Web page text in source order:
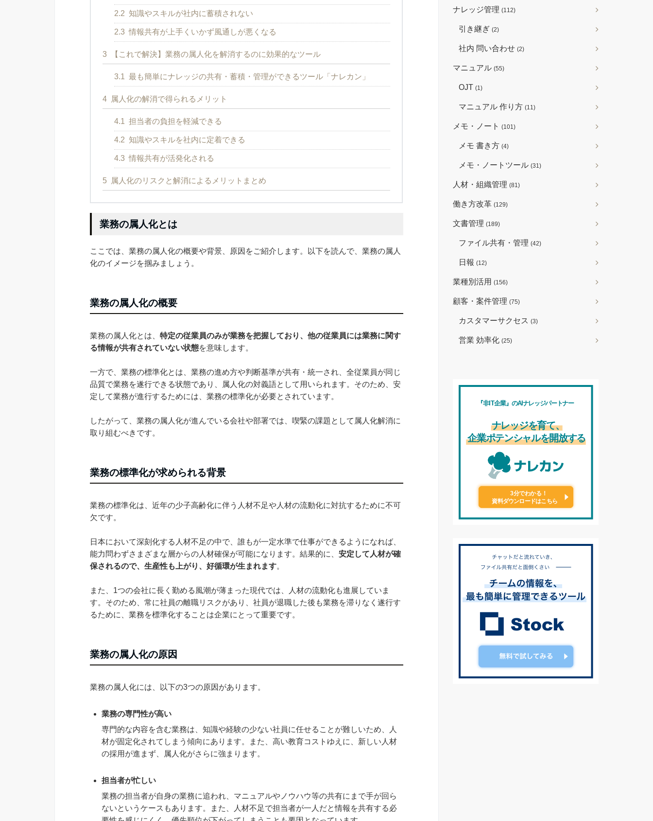
2.2 知識やスキルが社内に蓄積されない
2.3 情報共有が上手くいかず風通しが悪くなる
3 【これで解決】業務の属人化を解消するのに効果的なツール
3.1 最も簡単にナレッジの共有・蓄積・管理ができるツール「ナレカン」
4 属人化の解消で得られるメリット
4.1 担当者の負担を軽減できる
4.2 知識やスキルを社内に定着できる
4.3 情報共有が活発化される
5 属人化のリスクと解消によるメリットまとめ
業務の属人化とは
ここでは、業務の属人化の概要や背景、原因をご紹介します。以下を読んで、業務の属人
化のイメージを掴みましょう。
業務の属人化の概要
業務の属人化とは、 特定の従業員のみが業務を把握しており、他の従業員には業務に関す
る情報が共有されていない状態を意味します。
一方で、業務の標準化とは、業務の進め方や判断基準が共有・統一され、全従業員が同じ
品質で業務を遂行できる状態であり、属人化の対義語として用いられます。そのため、安
定して業務が進行するためには、業務の標準化が必要とされています。
したがって、業務の属人化が進んでいる会社や部署では、喫緊の課題として属人化解消に
取り組むべきです。
業務の標準化が求められる背景
業務の標準化は、近年の少子高齢化に伴う人材不足や人材の流動化に対抗するために不可
欠です。
日本において深刻化する人材不足の中で、誰もが一定水準で仕事ができるようになれば、
能力問わずさまざまな層からの人材確保が可能になります。結果的に、 安定して人材が確
保されるので、生産性も上がり、好循環が生まれます。
また、1つの会社に長く勤める風潮が薄まった現代では、人材の流動化も進展していま
す。そのため、常に社員の離職リスクがあり、社員が退職した後も業務を滞りなく遂行す
るために、業務を標準化することは企業にとって重要です。
業務の属人化の原因
業務の属人化には、以下の3つの原因があります。
業務の専門性が高い
専門的な内容を含む業務は、知識や経験の少ない社員に任せることが難しいため、人
材が固定化されてしまう傾向にあります。また、高い教育コストゆえに、新しい人材
の採用が進まず、属人化がさらに強まります。
担当者が忙しい
業務の担当者が自身の業務に追われ、マニュアルやノウハウ等の共有にまで手が回ら
ないというケースもあります。また、人材不足で担当者が一人だと情報を共有する必
ナレッジ管理 (112)
引き継ぎ (2)
社内 問い合わせ (2)
マニュアル (55)
OJT (1)
マニュアル 作り方 (11)
メモ・ノート (101)
メモ 書き方 (4)
メモ・ノートツール (31)
人材・組織管理 (81)
働き方改革 (129)
文書管理 (189)
ファイル共有・管理 (42)
日報 (12)
業種別活用 (156)
顧客・案件管理 (75)
カスタマーサクセス (3)
営業 効率化 (25)